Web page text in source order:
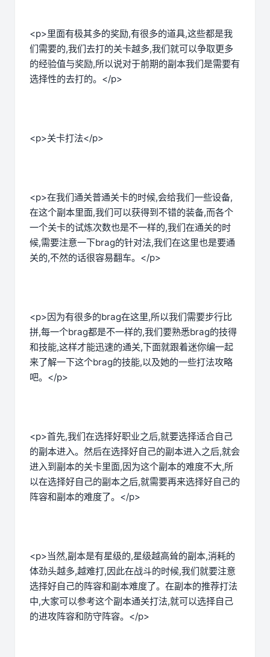
<p>里面有极其多的奖励,有很多的道具,这些都是我
们需要的,我们去打的关卡越多,我们就可以争取更多
的经验值与奖励,所以说对于前期的副本我们是需要有
选择性的去打的。</p>
<p>关卡打法</p>
<p>在我们通关普通关卡的时候,会给我们一些设备,
在这个副本里面,我们可以获得到不错的装备,而各个
一个关卡的试炼次数也是不一样的,我们在通关的时
候,需要注意一下brag的针对法,我们在这里也是要通
关的,不然的话很容易翻车。</p>
<p>因为有很多的brag在这里,所以我们需要步行比
拼,每一个brag都是不一样的,我们要熟悉brag的技得
和技能,这样才能迅速的通关,下面就跟着迷你编一起
来了解一下这个brag的技能,以及她的一些打法攻略
吧。</p>
<p>首先,我们在选择好职业之后,就要选择适合自己
的副本进入。然后在选择好自己的副本进入之后,就会
进入到副本的关卡里面,因为这个副本的难度不大,所
以在选择好自己的副本之后,就需要再来选择好自己的
阵容和副本的难度了。</p>
<p>当然,副本是有星级的,星级越高耸的副本,消耗的
体劲头越多,越难打,因此在战斗的时候,我们就要注意
选择好自己的阵容和副本难度了。在副本的推荐打法
中,大家可以参考这个副本通关打法,就可以选择自己
的进攻阵容和防守阵容。</p>